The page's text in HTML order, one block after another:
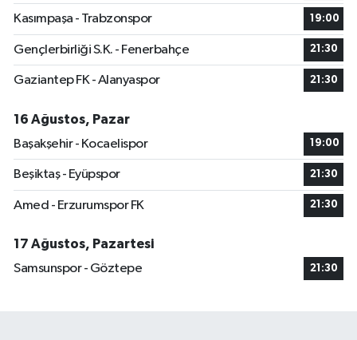
Kasımpaşa - Trabzonspor 19:00
Gençlerbirliği S.K. - Fenerbahçe 21:30
Gaziantep FK - Alanyaspor 21:30
16 Ağustos, Pazar
Başakşehir - Kocaelispor
19:00
Beşiktaş - Eyüpspor 21:30
Amed - Erzurumspor FK 21:30
17 Ağustos, Pazartesi
Samsunspor - Göztepe
21:30